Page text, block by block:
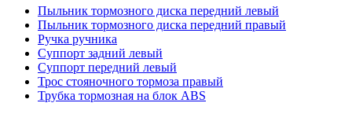
Пыльник тормозного диска передний левый
Пыльник тормозного диска передний правый
Ручка ручника
Суппорт задний левый
Суппорт передний левый
Трос стояночного тормоза правый
Трубка тормозная на блок ABS